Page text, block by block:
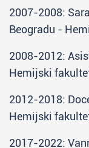
2007-2008:
Beogradu -
2008-2012:
Hemijski
2012-2018:
Hemijski
2017-2022: